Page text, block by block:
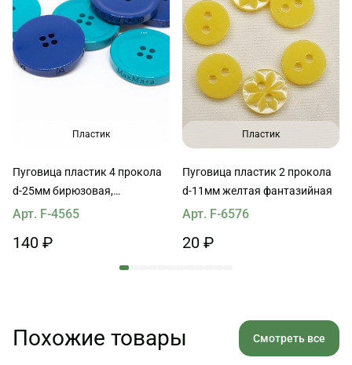
Пластик
Пуговица пластик 4 прокола
d-25мм бирюзовая,
васильковая Max Mara
Арт. F-4565
140 ₽
Пластик
Пуговица пластик 2 прокола
d-11мм желтая фантазийная
Арт. F-6576
20 ₽
Похожие товары Смотреть все